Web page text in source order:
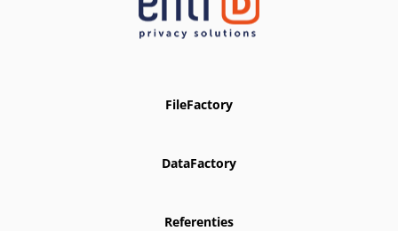
FileFactory
DataFactory
Referenties